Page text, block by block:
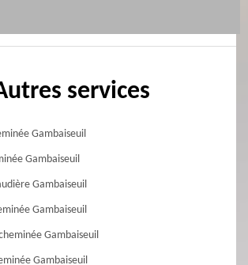
services
Gambaiseuil
Gambaiseuil
Gambaiseuil
Gambaiseuil
Gambaiseuil
Gambaiseuil